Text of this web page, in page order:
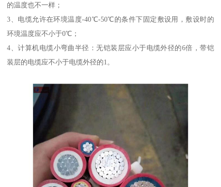
的温度也不一样；
3、电缆允许在环境温度-40℃-50℃的条件下固定敷设用，敷设时的
环境温度应不小于0℃；
4、计算机电缆小弯曲半径：无铠装层应小于电缆外径的6倍，带铠
装层的电缆应不小于电缆外径的1。